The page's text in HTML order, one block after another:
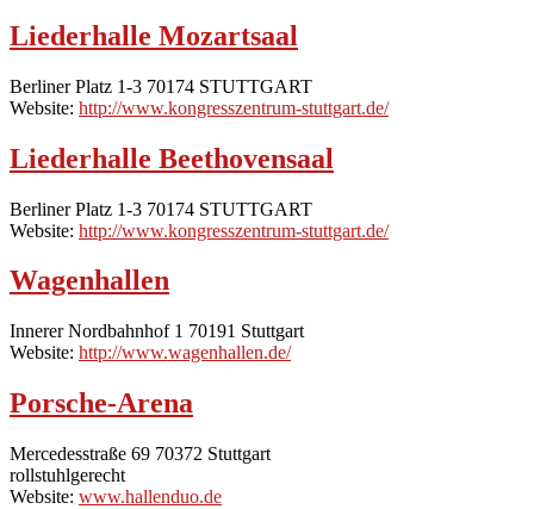
Liederhalle Mozartsaal
Berliner Platz 1-3 70174 STUTTGART
Website: http://www.kongresszentrum-stuttgart.de/
Liederhalle Beethovensaal
Berliner Platz 1-3 70174 STUTTGART
Website: http://www.kongresszentrum-stuttgart.de/
Wagenhallen
Innerer Nordbahnhof 1 70191 Stuttgart
Website: http://www.wagenhallen.de/
Porsche-Arena
Mercedesstraße 69 70372 Stuttgart
rollstuhlgerecht
Website: www.hallenduo.de